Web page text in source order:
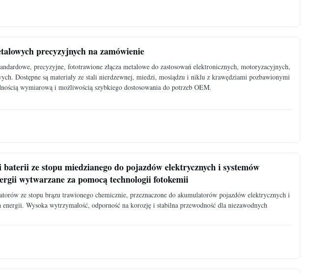
precyzyjnych na zamówienie
precyzyjne, fototrawione złącza metalowe do zastosowań elektronicznych, motoryzacyjnych,
Dostępne są materiały ze stali nierdzewnej, miedzi, mosiądzu i niklu z krawędziami pozbawionymi
wymiarową i możliwością szybkiego dostosowania do potrzeb OEM.
baterii ze stopu miedzianego do pojazdów elektrycznych i systemów
wytwarzane za pomocą technologii fotokemii
ze stopu brązu trawionego chemicznie, przeznaczone do akumulatorów pojazdów elektrycznych i
energii. Wysoka wytrzymałość, odporność na korozję i stabilna przewodność dla niezawodnych